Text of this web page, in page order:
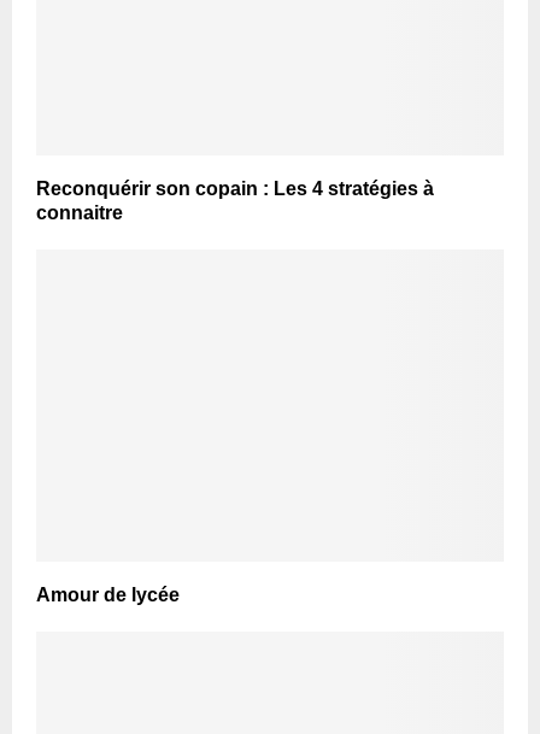
Reconquérir son copain : Les 4 stratégies à
connaitre
Amour de lycée